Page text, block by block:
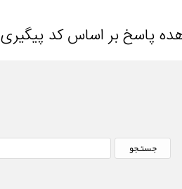
پاسخ بر اساس کد پیگیری